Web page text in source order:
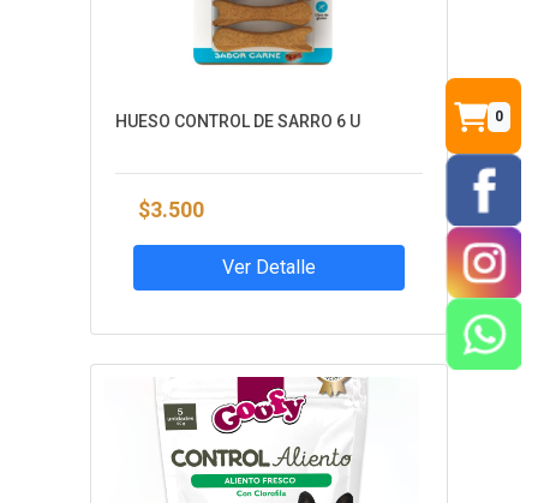
HUESO CONTROL DE SARRO 6 U
$3.500
Ver Detalle
0